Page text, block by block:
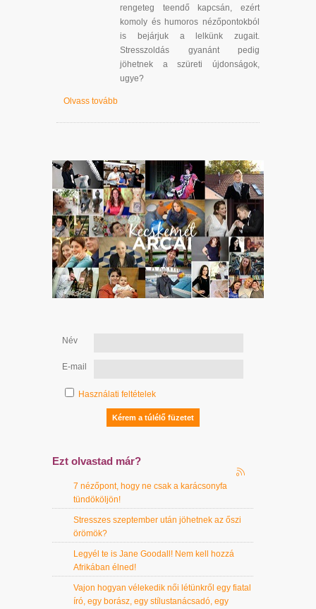
rengeteg teendő kapcsán, ezért
komoly és humoros nézőpontokból
is bejárjuk a lelkünk zugait.
Stresszoldás gyanánt pedig
jöhetnek a szüreti újdonságok,
ugye?
Olvass tovább
Név
E-mail
Használati feltételek
Ezt olvastad már?
7 nézőpont, hogy ne csak a karácsonyfa
tündököljön!
Stresszes szeptember után jöhetnek az őszi
örömök?
Legyél te is Jane Goodall! Nem kell hozzá
Afrikában élned!
Vajon hogyan vélekedik női létünkről egy fiatal
író, egy borász, egy stílustanácsadó, egy